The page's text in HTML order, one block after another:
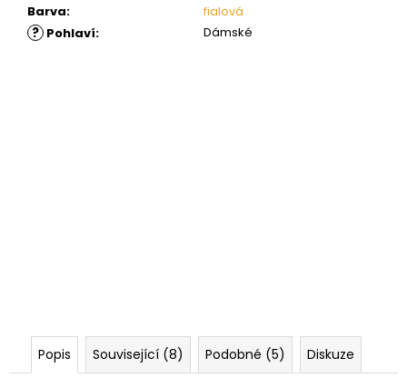
Barva: fialová
? Pohlaví: Dámské
Popis Související (8) Podobné (5) Diskuze